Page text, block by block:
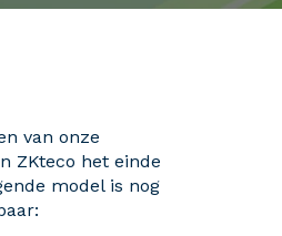
van onze
ZKteco het einde
model is nog